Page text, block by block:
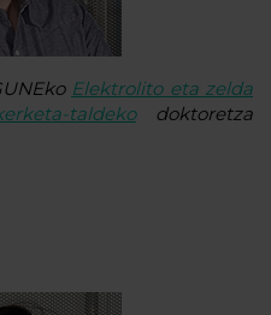
Elektrolito eta zelda
taldekodoktoretza